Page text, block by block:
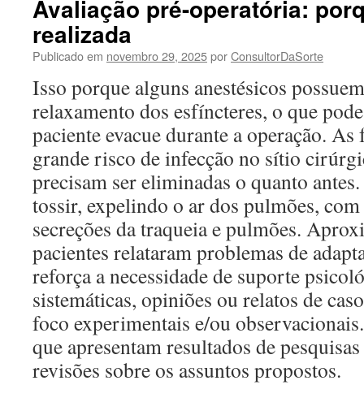
Avaliação pré-operatória:
realizada
Publicado em novembro 29, 2025porConsultorDaSorte
Isso porque alguns anestésicos
relaxamento dos esfíncteres, o que
paciente evacue durante a operação. As
grande risco de infecção no sítio
precisam ser eliminadas o quanto
tossir, expelindo o ar dos pulmões,
secreções da traqueia e pulmões.
pacientes relataram problemas de
reforça a necessidade de suporte
sistemáticas, opiniões ou relatos de
foco experimentais e/ou
que apresentam resultados de
revisões sobre os assuntos propostos.